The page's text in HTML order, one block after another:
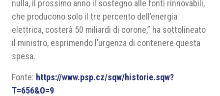
nulla, il prossimo anno il sostegno alle fonti rinnovabili,
che producono solo il tre percento dell’energia
elettrica, costerà 50 miliardi di corone,” ha sottolineato
il ministro, esprimendo l’urgenza di contenere questa
spesa.
Fonte: https://www.psp.cz/sqw/historie.sqw?
T=656&O=9